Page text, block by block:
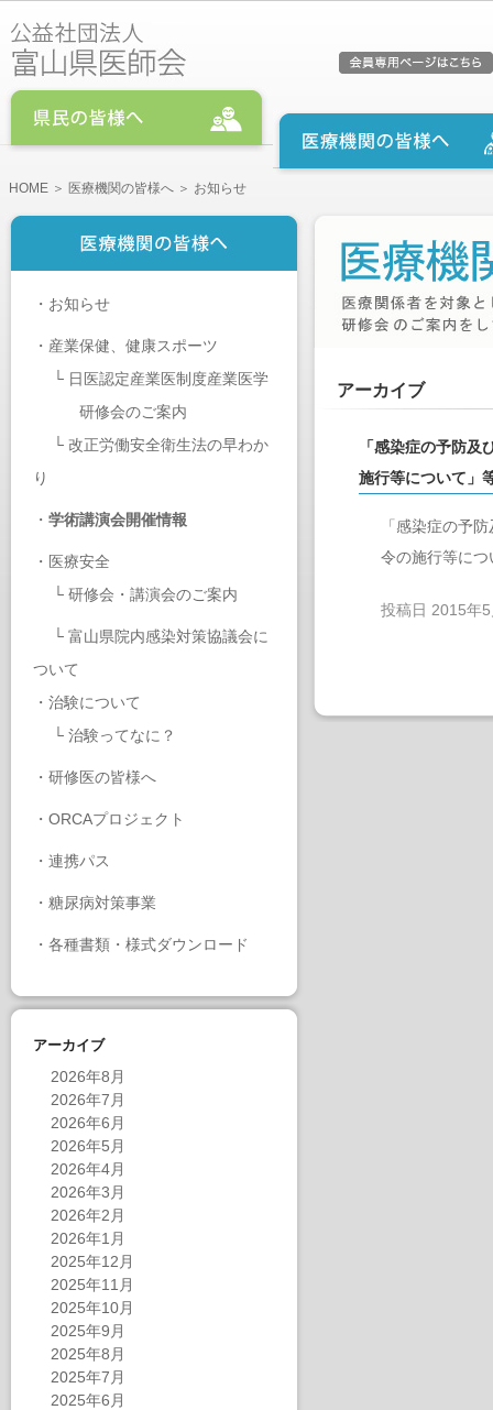
HOME ＞ 医療機関の皆様へ ＞ お知らせ
・ お知らせ
・ 産業保健、健康スポーツ
└ 日医認定産業医制度産業医学
研修会のご案内
└ 改正労働安全衛生法の早わか
り
・ 学術講演会開催情報
・ 医療安全
└ 研修会・講演会のご案内
└ 富山県院内感染対策協議会に
ついて
・ 治験について
└ 治験ってなに？
・ 研修医の皆様へ
・ ORCAプロジェクト
・ 連携パス
・ 糖尿病対策事業
・ 各種書類・様式ダウンロード
アーカイブ
2026年8月
2026年7月
2026年6月
2026年5月
2026年4月
2026年3月
2026年2月
2026年1月
2025年12月
2025年11月
2025年10月
2025年9月
2025年8月
2025年7月
2025年6月
アーカイブ
「感染症の予防
施行等について」
「感染症の予
令の施行等に
投稿日 2015年